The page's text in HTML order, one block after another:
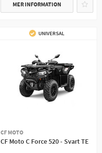
MER INFORMATION
UNIVERSAL
CF MOTO
CF Moto C Force 520 - Svart TE